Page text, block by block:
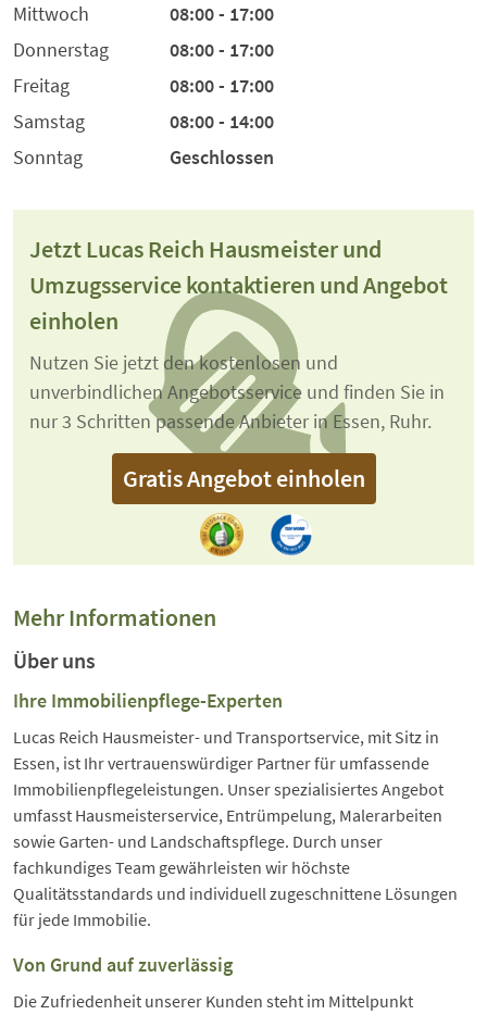
Mittwoch
08:00 - 17:00
Donnerstag
08:00 - 17:00
Freitag
08:00 - 17:00
Samstag
08:00 - 14:00
Sonntag
Geschlossen
Jetzt Lucas Reich Hausmeister und
Umzugsservice kontaktieren und Angebot
einholen
Nutzen Sie jetzt den kostenlosen und
unverbindlichen Angebotsservice und finden Sie in
nur 3 Schritten passende Anbieter in Essen, Ruhr.
Gratis Angebot einholen
Mehr Informationen
Über uns
Ihre Immobilienpflege-Experten
Lucas Reich Hausmeister- und Transportservice, mit Sitz in
Essen, ist Ihr vertrauenswürdiger Partner für umfassende
Immobilienpflegeleistungen. Unser spezialisiertes Angebot
umfasst Hausmeisterservice, Entrümpelung, Malerarbeiten
sowie Garten- und Landschaftspflege. Durch unser
fachkundiges Team gewährleisten wir höchste
Qualitätsstandards und individuell zugeschnittene Lösungen
für jede Immobilie.
Von Grund auf zuverlässig
Die Zufriedenheit unserer Kunden steht im Mittelpunkt